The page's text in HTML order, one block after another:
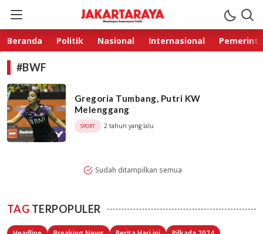
Jakarta Raya
Membangun Kepercayaan Publik
Beranda Politik Nasional Internasional
#BWF
Gregoria Tumbang, Putri KW
Melenggang
SPORT 2 tahun yang lalu
Sudah ditampilkan semua
TAG TERPOPULER